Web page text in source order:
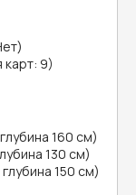
карт: 9)
160 см)
130 см)
150 см)